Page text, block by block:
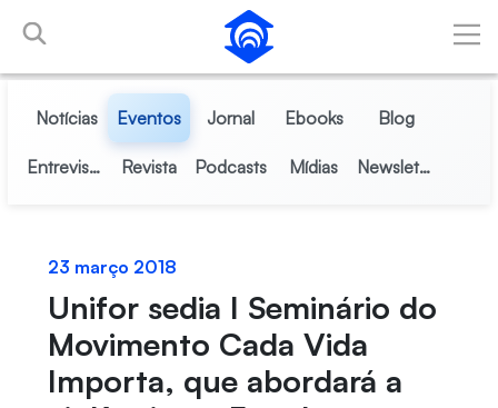
Pular para o Conteúdo principal
Notícias Eventos Jornal Ebooks Blog
Entrevistas Revista Podcasts Mídias Newsletter
23 março 2018
Unifor sedia I Seminário do
Movimento Cada Vida
Importa, que abordará a